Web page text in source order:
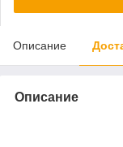
Описание
Описание